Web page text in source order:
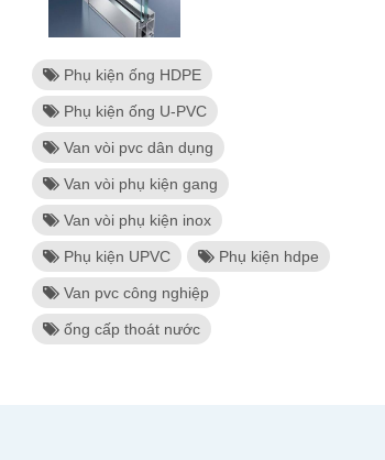
Phụ kiện ống HDPE
Phụ kiện ống U-PVC
Van vòi pvc dân dụng
Van vòi phụ kiện gang
Van vòi phụ kiện inox
Phụ kiện UPVC Phụ kiện hdpe
Van pvc công nghiệp
ống cấp thoát nước